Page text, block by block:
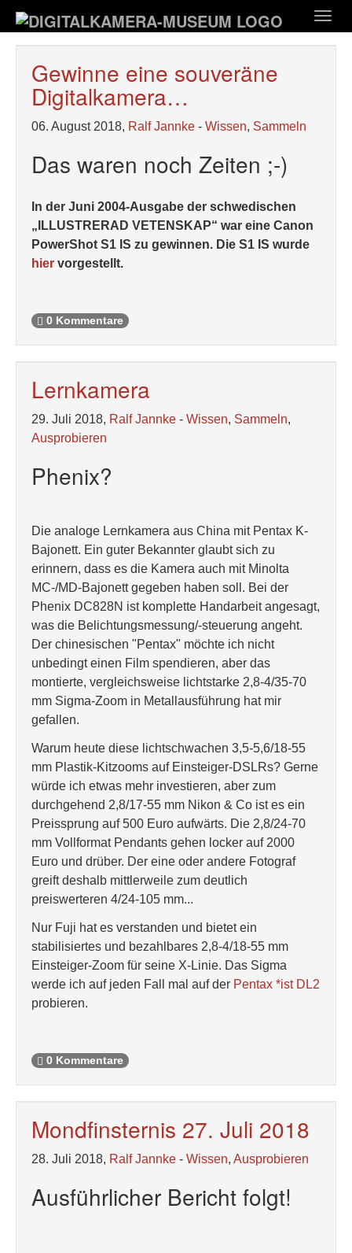
Hauptinhalt
springen
Gewinne eine souveräne
Digitalkamera…
06. August 2018, Ralf Jannke - Wissen, Sammeln
Das waren noch Zeiten ;-)
In der Juni 2004-Ausgabe der schwedischen
„ILLUSTRERAD VETENSKAP“ war eine Canon
PowerShot S1 IS zu gewinnen. Die S1 IS wurde
hier vorgestellt.
0 Kommentare
Lernkamera
29. Juli 2018, Ralf Jannke - Wissen, Sammeln,
Ausprobieren
Phenix?
Die analoge Lernkamera aus China mit Pentax K-
Bajonett. Ein guter Bekannter glaubt sich zu
erinnern, dass es die Kamera auch mit Minolta
MC-/MD-Bajonett gegeben haben soll. Bei der
Phenix DC828N ist komplette Handarbeit angesagt,
was die Belichtungsmessung/-steuerung angeht.
Der chinesischen "Pentax" möchte ich nicht
unbedingt einen Film spendieren, aber das
montierte, vergleichsweise lichtstarke 2,8-4/35-70
mm Sigma-Zoom in Metallausführung hat mir
gefallen.
Warum heute diese lichtschwachen 3,5-5,6/18-55
mm Plastik-Kitzooms auf Einsteiger-DSLRs? Gerne
würde ich etwas mehr investieren, aber zum
durchgehend 2,8/17-55 mm Nikon & Co ist es ein
Preissprung auf 500 Euro aufwärts. Die 2,8/24-70
mm Vollformat Pendants gehen locker auf 2000
Euro und drüber. Der eine oder andere Fotograf
greift deshalb mittlerweile zum deutlich
preiswerteren 4/24-105 mm...
Nur Fuji hat es verstanden und bietet ein
stabilisiertes und bezahlbares 2,8-4/18-55 mm
Einsteiger-Zoom für seine X-Linie. Das Sigma
werde ich auf jeden Fall mal auf der Pentax *ist DL2
probieren.
0 Kommentare
Mondfinsternis 27. Juli 2018
28. Juli 2018, Ralf Jannke - Wissen, Ausprobieren
Ausführlicher Bericht folgt!